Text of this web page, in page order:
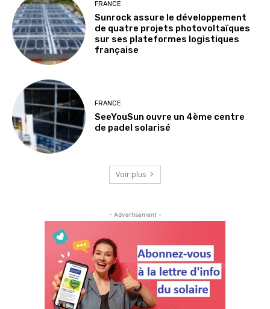
FRANCE
Sunrock assure le développement
de quatre projets photovoltaïques
sur ses plateformes logistiques
française
FRANCE
SeeYouSun ouvre un 4ème centre
de padel solarisé
Voir plus
- Advertisement -